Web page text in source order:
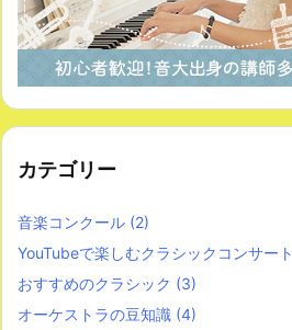
カテゴリー
音楽コンクール (2)
YouTubeで楽しむクラシックコンサート
おすすめのクラシック (3)
オーケストラの豆知識 (4)